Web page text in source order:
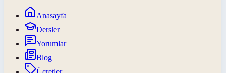
Anasayfa
Dersler
Yorumlar
Blog